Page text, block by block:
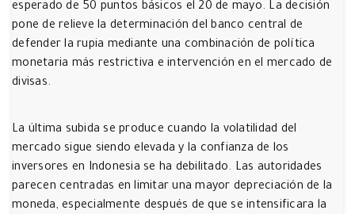
esperado de 50 puntos básicos el 20 de mayo. La decisión
pone de relieve la determinación del banco central de
defender la rupia mediante una combinación de política
monetaria más restrictiva e intervención en el mercado de
divisas.
La última subida se produce cuando la volatilidad del
mercado sigue siendo elevada y la confianza de los
inversores en Indonesia se ha debilitado. Las autoridades
parecen centradas en limitar una mayor depreciación de la
moneda, especialmente después de que se intensificara la